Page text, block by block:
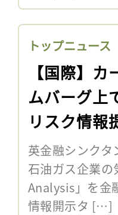
トップニュース
【国際】
ムバーグ上
リスク情報
英金融シンク
石油ガス企業
Analysis」を金
情報開示タ […]